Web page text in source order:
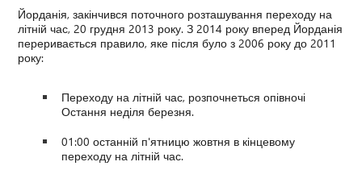
Йорданія, закінчився поточного розташування переходу на
літній час, 20 грудня 2013 року. З 2014 року вперед Йорданія
переривається правило, яке після було з 2006 року до 2011
року:
Переходу на літній час, розпочнеться опівночі
Остання неділя березня.
01:00 останній п'ятницю жовтня в кінцевому
переходу на літній час.